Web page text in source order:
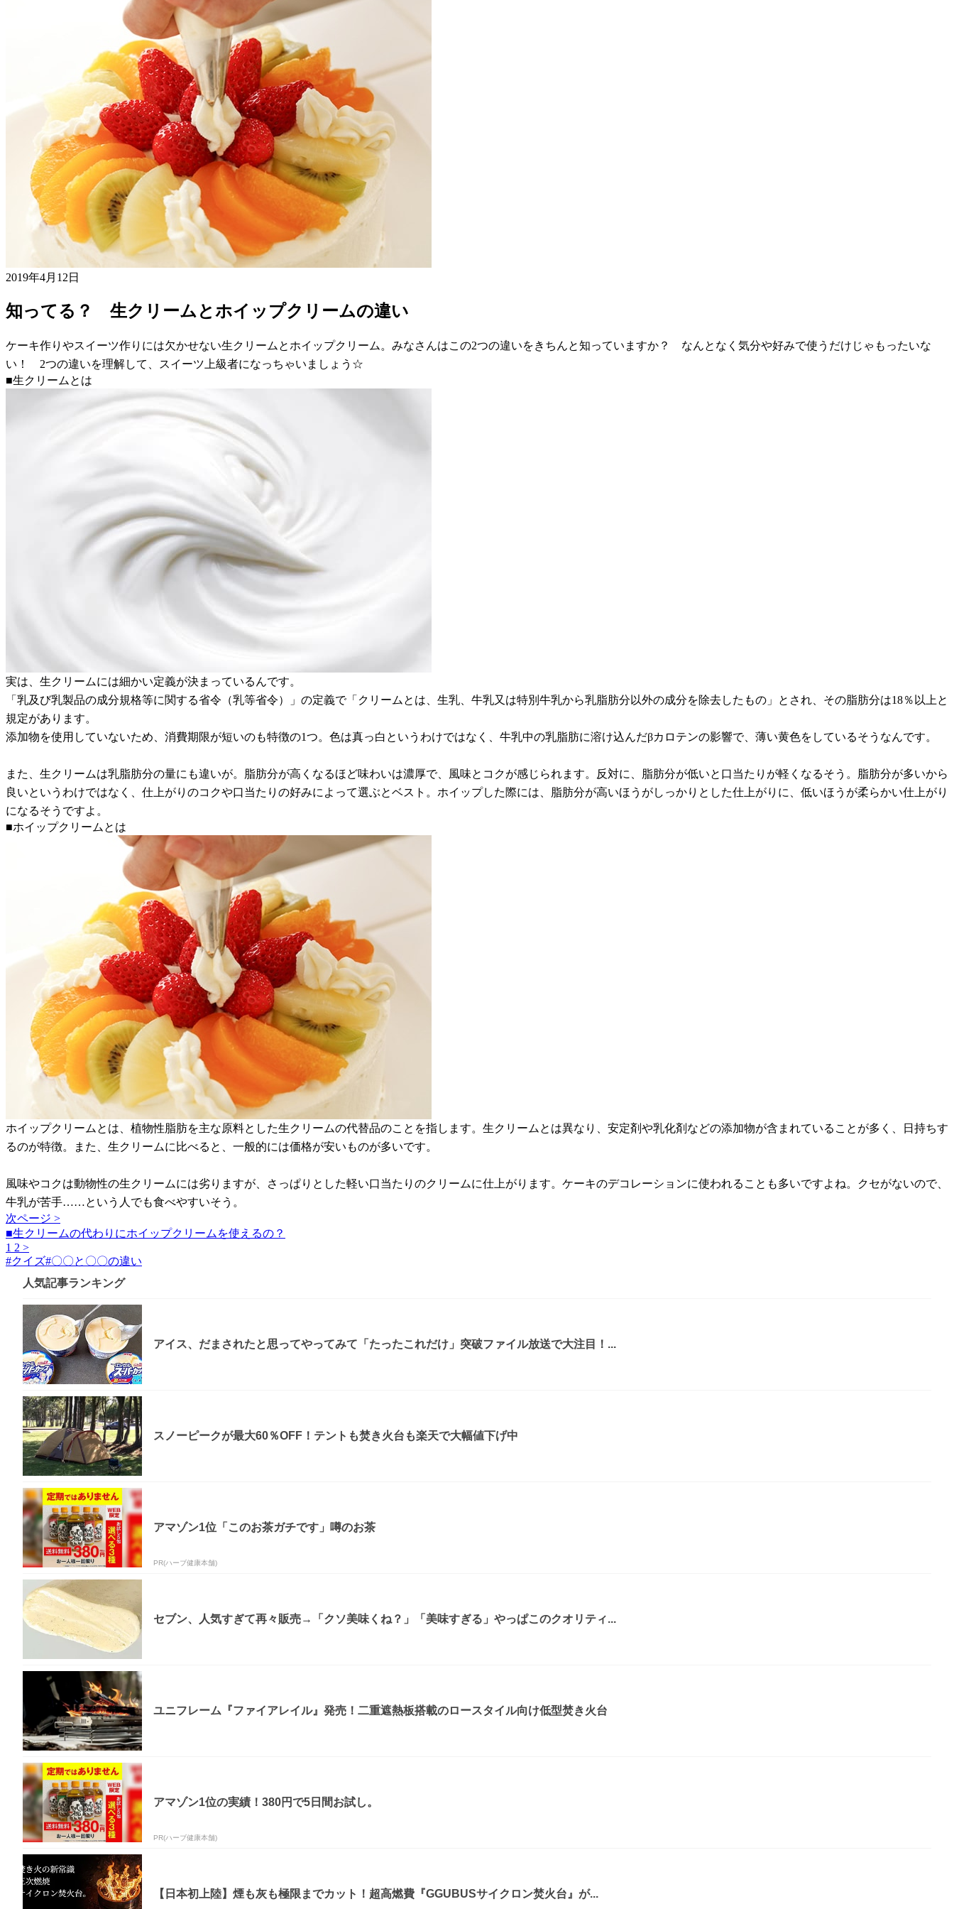
2019年4月12日
知ってる？ 生クリームとホイップクリームの違い
ケーキ作りやスイーツ作りには欠かせない生クリームとホイップクリーム。みなさんはこの2つの違いをきちんと知っていますか？ なんとなく気分や好みで使うだけじゃもったいな
い！ 2つの違いを理解して、スイーツ上級者になっちゃいましょう☆
■生クリームとは
実は、生クリームには細かい定義が決まっているんです。
「乳及び乳製品の成分規格等に関する省令（乳等省令）」の定義で「クリームとは、生乳、牛乳又は特別牛乳から乳脂肪分以外の成分を除去したもの」とされ、その脂肪分は18％以上と
規定があります。
添加物を使用していないため、消費期限が短いのも特徴の1つ。色は真っ白というわけではなく、牛乳中の乳脂肪に溶け込んだβカロテンの影響で、薄い黄色をしているそうなんです。
また、生クリームは乳脂肪分の量にも違いが。脂肪分が高くなるほど味わいは濃厚で、風味とコクが感じられます。反対に、脂肪分が低いと口当たりが軽くなるそう。脂肪分が多いから
良いというわけではなく、仕上がりのコクや口当たりの好みによって選ぶとベスト。ホイップした際には、脂肪分が高いほうがしっかりとした仕上がりに、低いほうが柔らかい仕上がり
になるそうですよ。
■ホイップクリームとは
ホイップクリームとは、植物性脂肪を主な原料とした生クリームの代替品のことを指します。生クリームとは異なり、安定剤や乳化剤などの添加物が含まれていることが多く、日持ちす
るのが特徴。また、生クリームに比べると、一般的には価格が安いものが多いです。
風味やコクは動物性の生クリームには劣りますが、さっぱりとした軽い口当たりのクリームに仕上がります。ケーキのデコレーションに使われることも多いですよね。クセがないので、
牛乳が苦手……という人でも食べやすいそう。
次ページ >
■生クリームの代わりにホイップクリームを使えるの？
1 2 >
#クイズ#〇〇と〇〇の違い
人気記事ランキング
アイス、だまされたと思ってやってみて「たったこれだけ」突破ファイル放送で大注目！...
スノーピークが最大60％OFF！テントも焚き火台も楽天で大幅値下げ中
アマゾン1位「このお茶ガチです」噂のお茶
PR(ハーブ健康本舗)
セブン、人気すぎて再々販売→「クソ美味くね？」「美味すぎる」やっぱこのクオリティ...
ユニフレーム『ファイアレイル』発売！二重遮熱板搭載のロースタイル向け低型焚き火台
アマゾン1位の実績！380円で5日間お試し。
PR(ハーブ健康本舗)
【日本初上陸】煙も灰も極限までカット！超高燃費『GGUBUSサイクロン焚火台』が...